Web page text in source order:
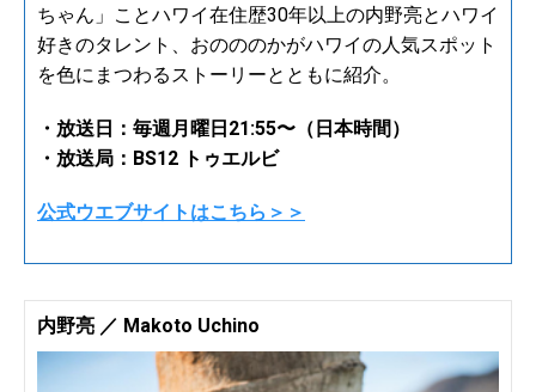
ちゃん」ことハワイ在住歴30年以上の内野亮とハワイ
好きのタレント、おのののかがハワイの人気スポット
を色にまつわるストーリーとともに紹介。
・放送日：毎週月曜日21:55〜（日本時間）
・放送局：BS12 トゥエルビ
公式ウエブサイトはこちら＞＞
内野亮 ／ Makoto Uchino